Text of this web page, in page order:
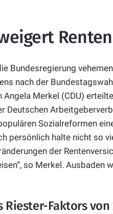
Bundesregierung
nach der
Angela Merkel (CDU)
Deutschen
Sozialreformen
persönlich halte nicht so
der
so Merkel. Ausbaden
Riester-Faktors von